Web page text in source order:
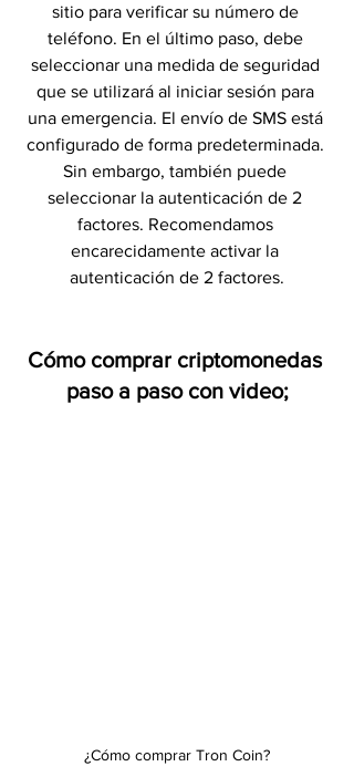
sitio para verificar su número de
teléfono. En el último paso, debe
seleccionar una medida de seguridad
que se utilizará al iniciar sesión para
una emergencia. El envío de SMS está
configurado de forma predeterminada.
Sin embargo, también puede
seleccionar la autenticación de 2
factores. Recomendamos
encarecidamente activar la
autenticación de 2 factores.
Cómo comprar criptomonedas
paso a paso con video;
¿Cómo comprar Tron Coin?